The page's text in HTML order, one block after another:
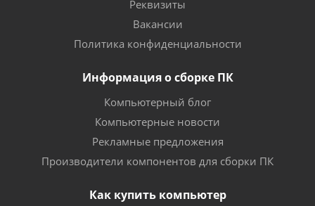
Реквизиты
Вакансии
Политика конфиденциальности
Информация о сборке ПК
Компьютерный блог
Компьютерные новости
Рекламные предложения
Производители компонентов для сборки ПК
Как купить компьютер